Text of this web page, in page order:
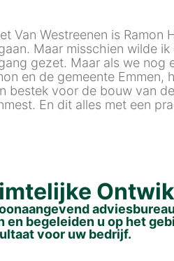
Van Westreenen is
Maar misschien wilde
gezet. Maar als we
en de gemeente
bestek voor de bouw van
En dit alles met een
en begeleiden u op het
voor uw bedrijf.